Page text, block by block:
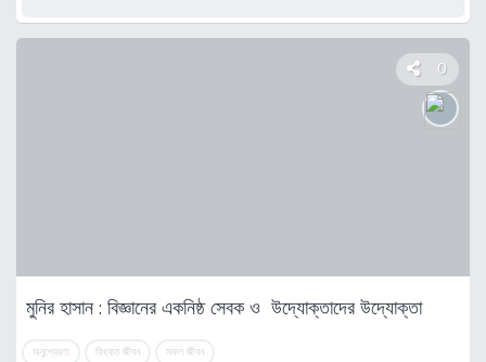
0
মুনির হাসান : বিজ্ঞানের একনিষ্ঠ সেবক ও উদ্যোক্তাদের উদ্যোক্তা
অনুপ্রেরণা বিখ্যাত জীবন সফল জীবন